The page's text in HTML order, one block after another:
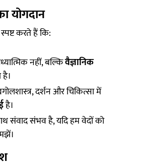
योगदान
करते हैं कि:
नहीं, बल्किवैज्ञानिक
दर्शन और चिकित्सा में
है।
संवाद संभव है, यदि हम वेदों को